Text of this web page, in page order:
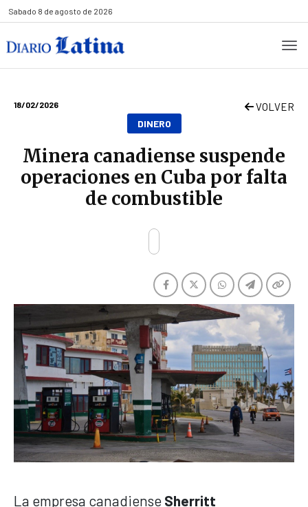
Sabado 8 de agosto de 2026
18/02/2026 VOLVER
DINERO
Minera canadiense suspende
operaciones en Cuba por falta
de combustible
La empresa canadiense Sherritt